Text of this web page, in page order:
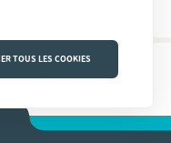
TOUS LES COOKIES